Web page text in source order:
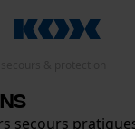
secours